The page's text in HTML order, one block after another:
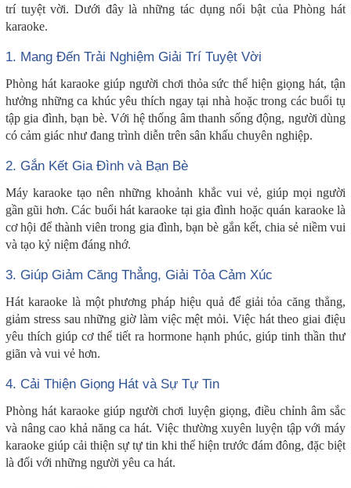
trí tuyệt vời. Dưới đây là những tác dụng nổi bật của Phòng hát
karaoke.
1. Mang Đến Trải Nghiệm Giải Trí Tuyệt Vời
Phòng hát karaoke giúp người chơi thỏa sức thể hiện giọng hát, tận
hưởng những ca khúc yêu thích ngay tại nhà hoặc trong các buổi tụ
tập gia đình, bạn bè. Với hệ thống âm thanh sống động, người dùng
có cảm giác như đang trình diễn trên sân khấu chuyên nghiệp.
2. Gắn Kết Gia Đình và Bạn Bè
Máy karaoke tạo nên những khoảnh khắc vui vẻ, giúp mọi người
gần gũi hơn. Các buổi hát karaoke tại gia đình hoặc quán karaoke là
cơ hội để thành viên trong gia đình, bạn bè gắn kết, chia sẻ niềm vui
và tạo kỷ niệm đáng nhớ.
3. Giúp Giảm Căng Thẳng, Giải Tỏa Cảm Xúc
Hát karaoke là một phương pháp hiệu quả để giải tỏa căng thẳng,
giảm stress sau những giờ làm việc mệt mỏi. Việc hát theo giai điệu
yêu thích giúp cơ thể tiết ra hormone hạnh phúc, giúp tinh thần thư
giãn và vui vẻ hơn.
4. Cải Thiện Giọng Hát và Sự Tự Tin
Phòng hát karaoke giúp người chơi luyện giọng, điều chỉnh âm sắc
và nâng cao khả năng ca hát. Việc thường xuyên luyện tập với máy
karaoke giúp cải thiện sự tự tin khi thể hiện trước đám đông, đặc biệt
là đối với những người yêu ca hát.